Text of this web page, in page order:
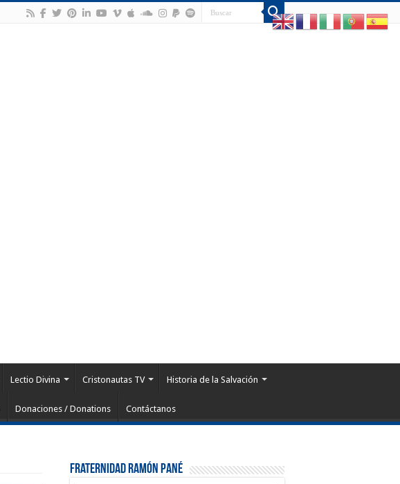
Lectio Divina Cristonautas TV Historia de la Salvación
Donaciones / Donations Contáctanos
Fraternidad Ramón Pané